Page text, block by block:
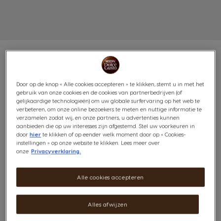
VOORDEELVERPAKKING
LUNGO 6X30 CAPSULES
Diep & robuust
(3)
Pictogram capsule
Je zult genieten van de heerlijk fruitige, gebrande aroma
onder een verrukkelijke crema van deze langere versie
Door op de knop « Alle cookies accepteren » te klikken, stemt u in met het
gebruik van onze cookies en de cookies van partnerbedrijven (of
gelijkaardige technologieën) om uw globale surfervaring op het web te
verbeteren, om onze online bezoekers te meten en nuttige informatie te
verzamelen zodat wij, en onze partners, u advertenties kunnen
aanbieden die op uw interesses zijn afgestemd. Stel uw voorkeuren in
doorhier te klikken of op eender welk moment door op « Cookies-
instellingen » op onze website te klikken. Lees meer over
onze Privacyverklaring.
Alles afwijzen
Alle cookies accepteren